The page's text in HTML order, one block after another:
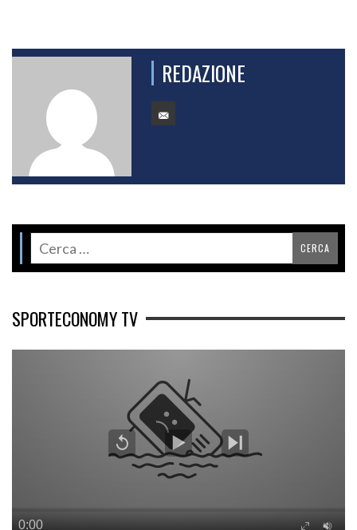
REDAZIONE
SPORTECONOMY TV